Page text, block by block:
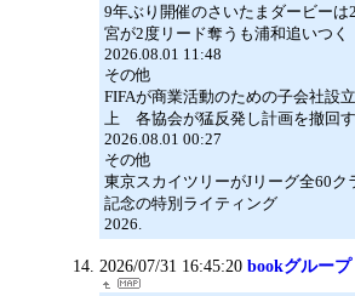
9年ぶり開催のさいたまダービー
宮が2度リード奪うも浦和追いつく
2026.08.01 11:48
その他
FIFAが商業活動のための子会社設
上 各協会が猛反発し計画を撤回
2026.08.01 00:27
その他
東京スカイツリーがJリーグ全60ク
記念の特別ライティング
2026.
2026/07/31 16:45:20 bookグルー